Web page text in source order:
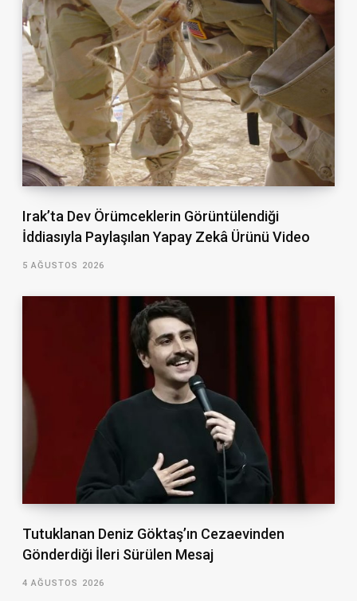
Irak’ta Dev Örümceklerin Görüntülendiği
İddiasıyla Paylaşılan Yapay Zekâ Ürünü Video
5 AĞUSTOS 2026
Tutuklanan Deniz Göktaş’ın Cezaevinden
Gönderdiği İleri Sürülen Mesaj
4 AĞUSTOS 2026